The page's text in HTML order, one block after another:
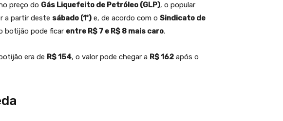
preço do Gás Liquefeito de Petróleo (GLP), o popular
a partir deste sábado (1º) e, de acordo com o Sindicato de
botijão pode ficar entre R$ 7 e R$ 8 mais caro.
era de R$ 154, o valor pode chegar a R$ 162 após o